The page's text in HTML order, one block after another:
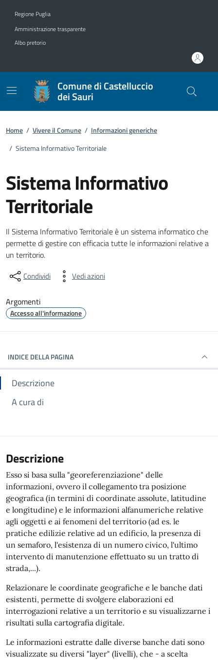
Regione Puglia
Amministrazione trasparente
Albo pretorio
Comune di Castelluccio
dei Sauri
Home / Vivere il Comune / Informazioni generiche
/ Sistema Informativo Territoriale
Sistema Informativo
Territoriale
Dettagli dell'informazione
Il Sistema Informativo Territoriale è un sistema informatico che
permette di gestire con efficacia tutte le informazioni relative a
un territorio.
Condividi Vedi azioni
Argomenti
Accesso all'informazione
INDICE DELLA PAGINA
Descrizione
A cura di
Descrizione
Esso si basa sulla "georeferenziazione" delle
informazioni, ovvero il collegamento tra posizione
geografica (in termini di coordinate assolute, latitudine
e longitudine) e le informazioni alfanumeriche relative
agli oggetti e ai fenomeni del territorio (ad es. le
pratiche edilizie relative ad un edificio, la presenza di
un semaforo, l'esistenza di un numero civico, l'ultimo
intervento di manutenzione effettuato su un tratto di
strada,...).
Relazionare le coordinate geografiche e le banche dati
esistenti, permette di svolgere elaborazioni ed
interrogazioni relative a un territorio e su visualizzarne i
risultati sulla cartografia digitale.
Le informazioni estratte dalle diverse banche dati sono
visualizzate su diversi "layer" (livelli), che - a scelta